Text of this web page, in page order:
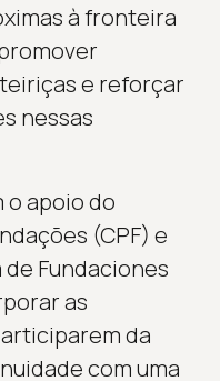
à fronteira
e reforçar
nessas
o apoio do
(CPF) e
Fundaciones
as
da
com uma